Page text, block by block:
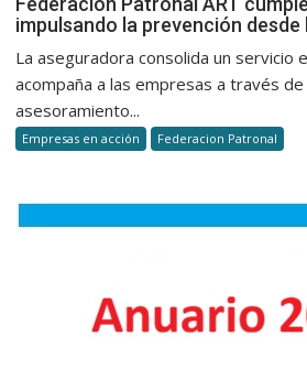
impulsando la prevención desde
La aseguradora consolida un servicio
acompaña a las empresas a través de
asesoramiento...
Empresas en acción Federacion Patronal